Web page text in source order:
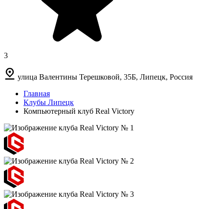
3
улица Валентины Терешковой, 35Б, Липецк, Россия
Главная
Клубы Липецк
Компьютерный клуб Real Victory